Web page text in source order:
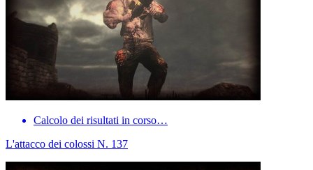
Calcolo dei risultati in corso…
L'attacco dei colossi N. 137